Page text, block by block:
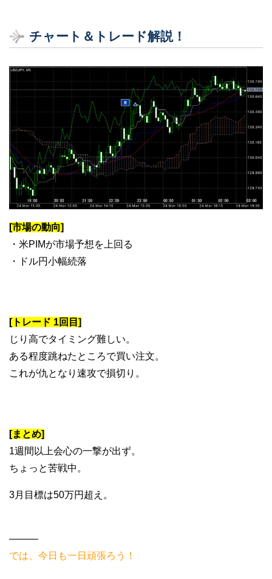
チャート＆トレード解説！
[市場の動向]
・米PIMが市場予想を上回る
・ドル円小幅続落
[トレード 1回目]
じり高でタイミング難しい。
ある程度跳ねたところで買い注文。
これが仇となり速攻で損切り。
[まとめ]
1週間以上会心の一撃が出ず。
ちょっと苦戦中。
3月目標は50万円超え。
———
では、今日も一日頑張ろう！